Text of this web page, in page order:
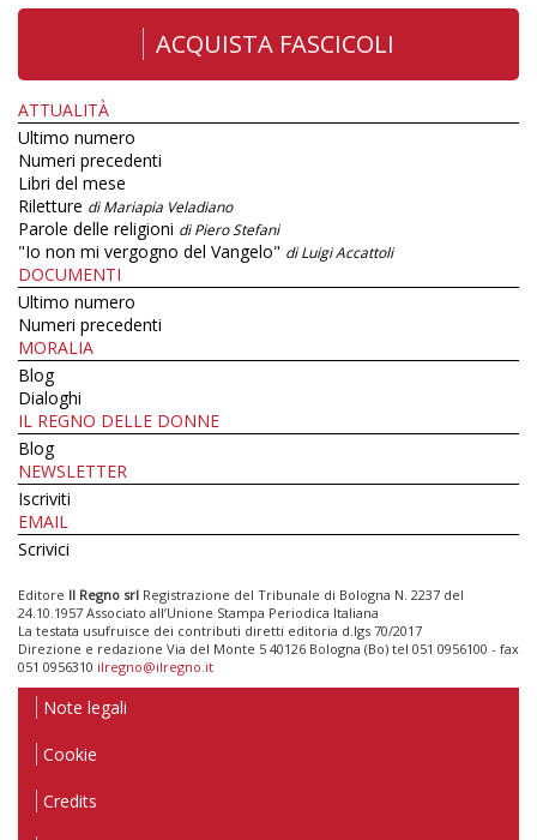
ACQUISTA FASCICOLI
ATTUALITÀ
Ultimo numero
Numeri precedenti
Libri del mese
Riletture di Mariapia Veladiano
Parole delle religioni di Piero Stefani
"Io non mi vergogno del Vangelo" di Luigi Accattoli
DOCUMENTI
Ultimo numero
Numeri precedenti
MORALIA
Blog
Dialoghi
IL REGNO DELLE DONNE
Blog
NEWSLETTER
Iscriviti
EMAIL
Scrivici
Editore Il Regno srl Registrazione del Tribunale di Bologna N. 2237 del
24.10.1957 Associato all’Unione Stampa Periodica Italiana
La testata usufruisce dei contributi diretti editoria d.lgs 70/2017
Direzione e redazione Via del Monte 5 40126 Bologna (Bo) tel 051 0956100 - fax
051 0956310 ilregno@ilregno.it
Note legali
Cookie
Credits